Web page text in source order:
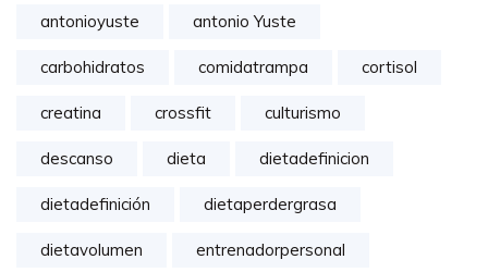
antonioyuste antonio Yuste
carbohidratos comidatrampa cortisol
creatina crossfit culturismo
descanso dieta dietadefinicion
dietadefinición dietaperdergrasa
dietavolumen entrenadorpersonal